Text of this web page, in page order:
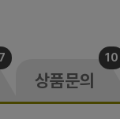
상품문의
10